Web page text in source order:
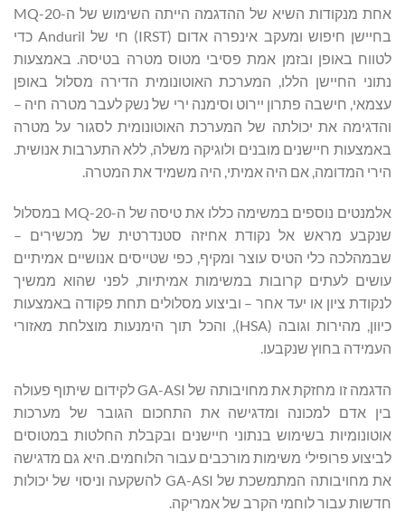
אחת מנקודות השיא של ההדגמה הייתה השימוש של ה-MQ-20
בחיישן חיפוש ומעקב אינפרה אדום (IRST) חי של Anduril כדי
לטווח באופן ובזמן אמת פסיבי מטוס מטרה בטיסה. באמצעות
נתוני החיישן הללו, המערכת האוטונומית הדירה מסלול באופן
עצמאי, חישבה פתרון יירוט וסימנה ירי של נשק לעבר מטרה חיה –
והדגימה את יכולתה של המערכת האוטונומית לסגור על מטרה
באמצעות חיישנים מובנים ולוגיקה משלה, ללא התערבות אנושית.
הירי המדומה, אם היה אמיתי, היה משמיד את המטרה.
אלמנטים נוספים במשימה כללו את טיסה של ה-MQ-20 במסלול
שנקבע מראש אל נקודת אחיזה סטנדרטית של מכשירים –
שבמהלכה כלי הטיס עוצר ומקיף, כפי שטייסים אנושיים אמיתיים
עושים לעתים קרובות במשימות אמיתיות, לפני שהוא ממשיך
לנקודת ציון או יעד אחר – וביצוע מסלולים תחת פקודה באמצעות
כיוון, מהירות וגובה (HSA), והכל תוך הימנעות מוצלחת מאזורי
העמידה בחוץ שנקבעו.
הדגמה זו מחזקת את מחויבותה של GA-ASI לקידום שיתוף פעולה
בין אדם למכונה ומדגישה את התחכום הגובר של מערכות
אוטונומיות בשימוש בנתוני חיישנים ובקבלת החלטות במטוסים
לביצוע פרופילי משימות מורכבים עבור הלוחמים. היא גם מדגישה
את מחויבותה המתמשכת של GA-ASI להשקעה וניסוי של יכולות
חדשות עבור לוחמי הקרב של אמריקה.